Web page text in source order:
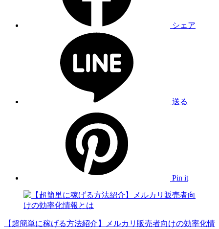
シェア
送る
Pin it
【超簡単に稼げる方法紹介】メルカリ販売者向けの効率化情